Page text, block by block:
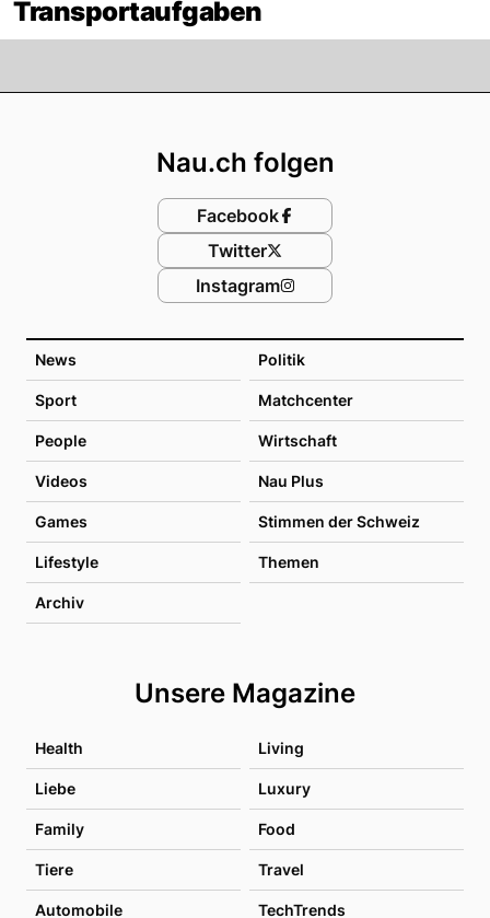
Transportaufgaben
News Politik
Sport Matchcenter
People Wirtschaft
Videos Nau Plus
Games Stimmen der Schweiz
Lifestyle Themen
Archiv
Unsere Magazine
Health Living
Liebe Luxury
Family Food
Tiere Travel
Automobile TechTrends
Nau.ch folgen
Facebook
Twitter
Instagram